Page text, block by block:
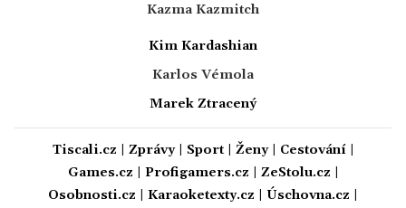
Kazma Kazmitch
Kim Kardashian
Karlos Vémola
Marek Ztracený
Tiscali.cz Zprávy| Sport| Ženy| Cestování|
Games.cz
Profigamers.cz ZeStolu.cz
Osobnosti.cz
Karaoketexty.cz Úschovna.cz